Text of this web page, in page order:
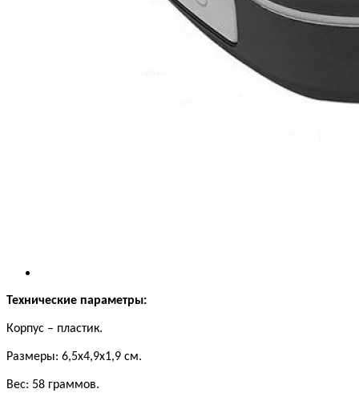
Технические параметры:
Корпус – пластик.
Размеры: 6,5х4,9х1,9 см.
Вес: 58 граммов.